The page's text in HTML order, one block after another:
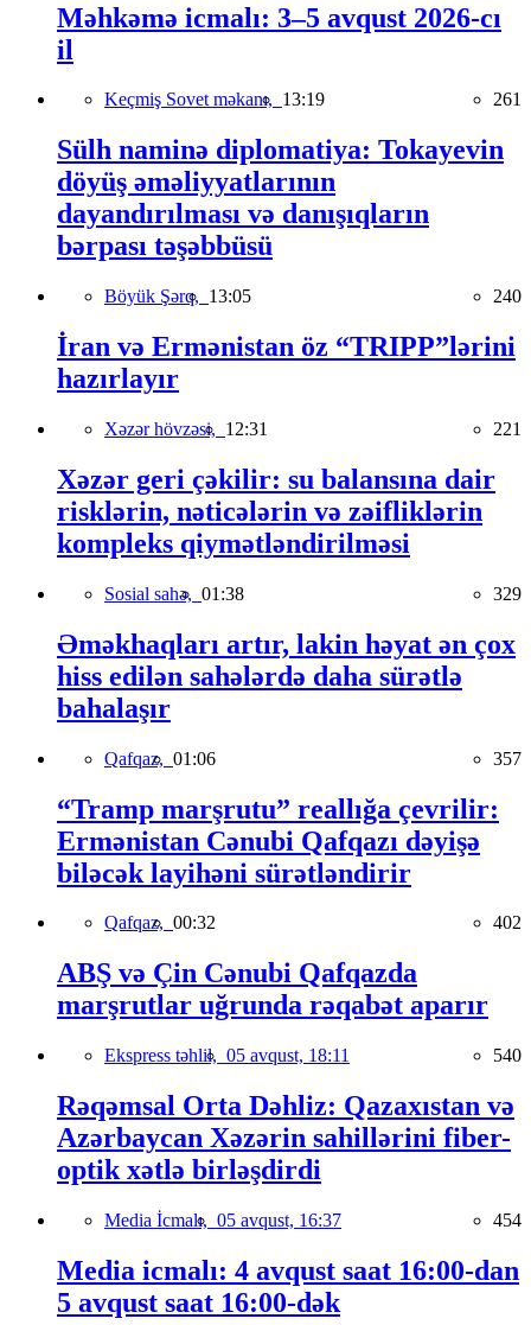
Məhkəmə icmalı: 3–5 avqust 2026-cı
il
Keçmiş Sovet məkanı, 13:19 261
Sülh naminə diplomatiya: Tokayevin
döyüş əməliyyatlarının
dayandırılması və danışıqların
bərpası təşəbbüsü
Böyük Şərq, 13:05 240
İran və Ermənistan öz “TRIPP”lərini
hazırlayır
Xəzər hövzəsi, 12:31 221
Xəzər geri çəkilir: su balansına dair
risklərin, nəticələrin və zəifliklərin
kompleks qiymətləndirilməsi
Sosial sahə, 01:38 329
Əməkhaqları artır, lakin həyat ən çox
hiss edilən sahələrdə daha sürətlə
bahalaşır
Qafqaz, 01:06 357
“Tramp marşrutu” reallığa çevrilir:
Ermənistan Cənubi Qafqazı dəyişə
biləcək layihəni sürətləndirir
Qafqaz, 00:32 402
ABŞ və Çin Cənubi Qafqazda
marşrutlar uğrunda rəqabət aparır
Ekspress təhlil, 05 avqust, 18:11 540
Rəqəmsal Orta Dəhliz: Qazaxıstan və
Azərbaycan Xəzərin sahillərini fiber-
optik xətlə birləşdirdi
Media İcmalı, 05 avqust, 16:37 454
Media icmalı: 4 avqust saat 16:00-dan
5 avqust saat 16:00-dək